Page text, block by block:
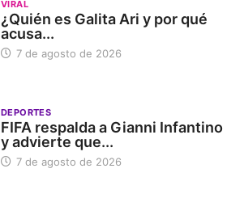
VIRAL
¿Quién es Galita Ari y por qué
acusa...
7 de agosto de 2026
DEPORTES
FIFA respalda a Gianni Infantino
y advierte que...
7 de agosto de 2026